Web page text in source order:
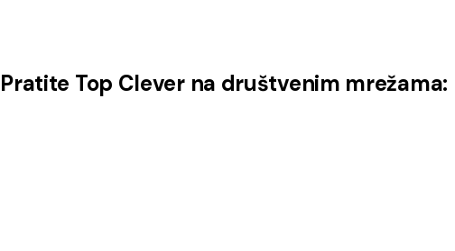
Pratite Top Clever na društvenim mrežama: